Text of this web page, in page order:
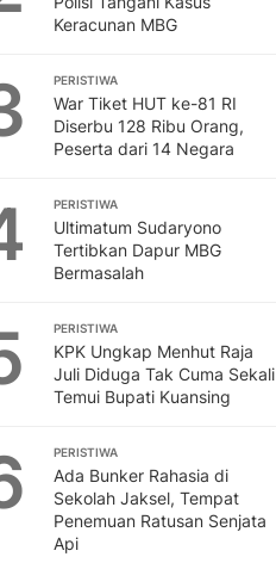
Keracunan MBG
PERISTIWA
War Tiket HUT ke-81 RI
Diserbu 128 Ribu Orang,
Peserta dari 14 Negara
PERISTIWA
Ultimatum Sudaryono
Tertibkan Dapur MBG
Bermasalah
PERISTIWA
KPK Ungkap Menhut Raja
Juli Diduga Tak Cuma Sekali
Temui Bupati Kuansing
PERISTIWA
Ada Bunker Rahasia di
Sekolah Jaksel, Tempat
Penemuan Ratusan Senjata
Api